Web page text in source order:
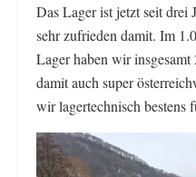
Das Lager ist jetzt seit drei
sehr zufrieden damit. Im
Lager haben wir
damit auch super
wir lagertechnisch bestens